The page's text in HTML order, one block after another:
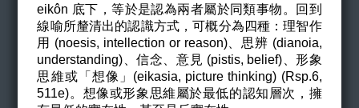
eikôn 底下，等於是認為兩者屬於同類事物。回到
線喻所釐清出的認識方式，可概分為四種：理智作
用 (noesis, intellection or reason)、思辨 (dianoia,
understanding)、信念、意見 (pistis, belief)、形象
思維或「想像」(eikasia, picture thinking) (Rsp.6,
511e)。想像或形象思維屬於最低的認知層次，擁